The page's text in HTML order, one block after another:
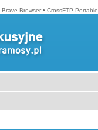
Brave Browser • CrossFTP Portable